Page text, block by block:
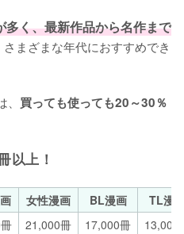
く、最新作品から名作まで
さまざまな年代におすすめでき
買っても使っても20～30％
以上！
女性漫画 BL漫画
TL漫
21,000冊 17,000冊 13,000